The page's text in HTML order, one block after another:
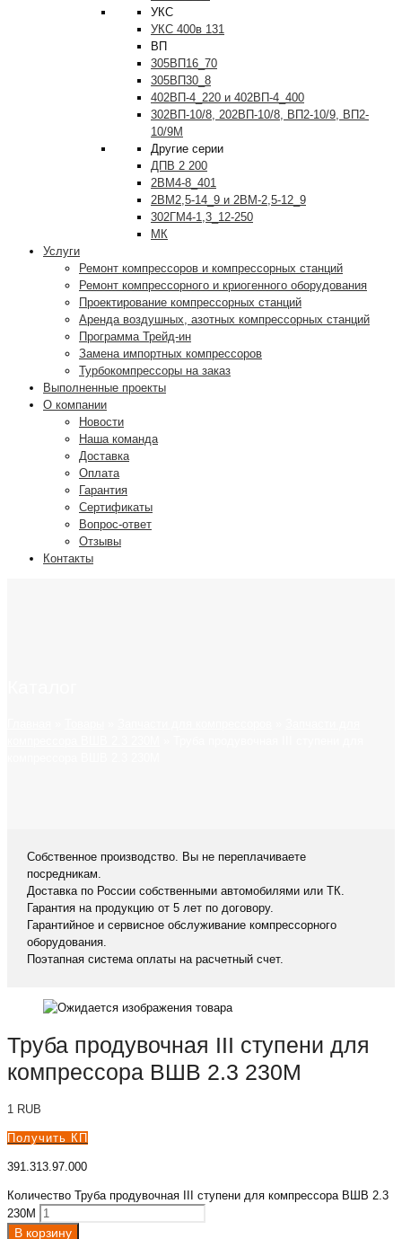
УКС
УКС 400в 131
ВП
305ВП16_70
305ВП30_8
402ВП-4_220 и 402ВП-4_400
302ВП-10/8, 202ВП-10/8, ВП2-10/9, ВП2-
10/9М
Другие серии
ДПВ 2 200
2ВМ4-8_401
2ВМ2,5-14_9 и 2ВМ-2,5-12_9
302ГМ4-1,3_12-250
МК
Услуги
Ремонт компрессоров и компрессорных станций
Ремонт компрессорного и криогенного оборудования
Проектирование компрессорных станций
Аренда воздушных, азотных компрессорных станций
Программа Трейд-ин
Замена импортных компрессоров
Турбокомпрессоры на заказ
Выполненные проекты
О компании
Новости
Наша команда
Доставка
Оплата
Гарантия
Сертификаты
Вопрос-ответ
Отзывы
Контакты
Собственное производство. Вы не переплачиваете
посредникам.
Доставка по России собственными автомобилями или ТК.
Гарантия на продукцию от 5 лет по договору.
Гарантийное и сервисное обслуживание компрессорного
оборудования.
Поэтапная система оплаты на расчетный счет.
Труба продувочная III ступени для
компрессора ВШВ 2.3 230М
1 RUB
Получить КП
391.313.97.000
Количество Труба продувочная III ступени для компрессора ВШВ 2.3
230М
В корзину